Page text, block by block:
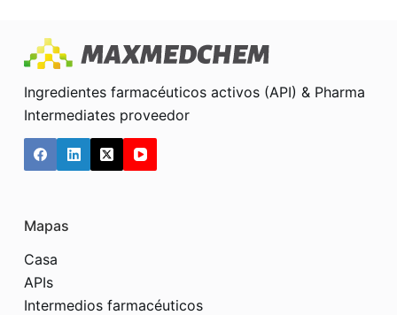
Ingredientes farmacéuticos activos (API) & Pharma
Intermediates proveedor
Mapas
Casa
APIs
Intermedios farmacéuticos